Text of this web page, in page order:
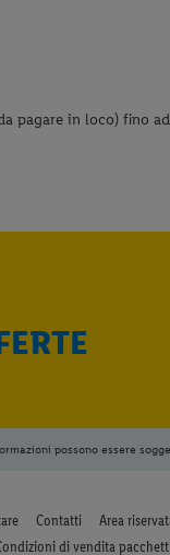
pagare in loco) fino
possono essere
Contatti Area
di vendita pacchetti